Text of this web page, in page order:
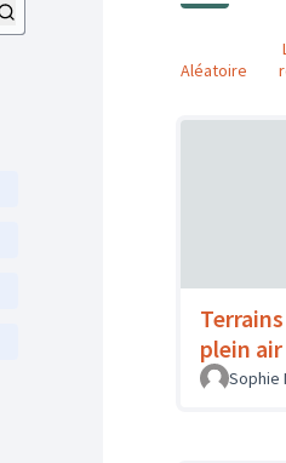
Aléatoire
plein air
Sophie